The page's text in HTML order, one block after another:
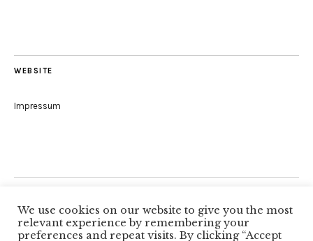
WEBSITE
Impressum
Folge uns
We use cookies on our website to give you the most
relevant experience by remembering your
preferences and repeat visits. By clicking “Accept